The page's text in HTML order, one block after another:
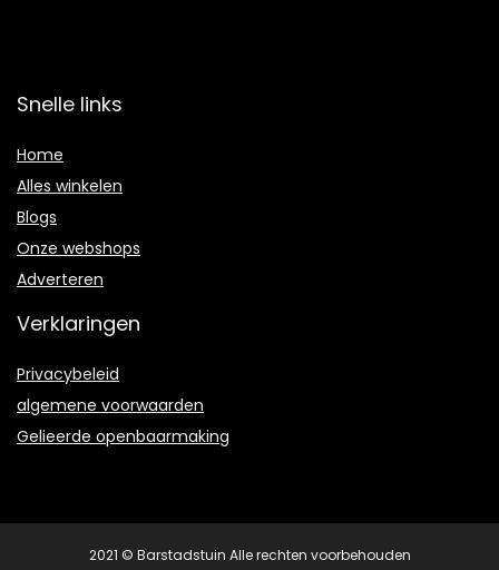
Snelle links
Home
Alles winkelen
Blogs
Onze webshops
Adverteren
Verklaringen
Privacybeleid
algemene voorwaarden
Gelieerde openbaarmaking
2021 © Barstadstuin Alle rechten voorbehouden